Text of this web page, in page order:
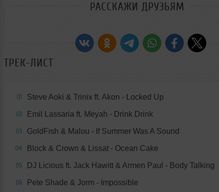
РАССКАЖИ ДРУЗЬЯМ
ТРЕК-ЛИСТ
01 Steve Aoki & Trinix ft. Akon - Locked Up
02 Emil Lassaria ft. Meyah - Drink Drink
03 GoldFish & Malou - If Summer Was A Sound
04 Block & Crown & Lissat - Ocean Cake
05 DJ Licious ft. Jack Hawitt & Armen Paul - Body Talking
06 Pete Shade & Jorm - Impossible